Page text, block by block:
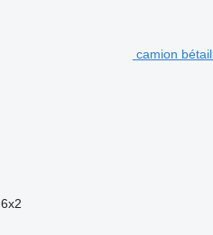
camion
6x2